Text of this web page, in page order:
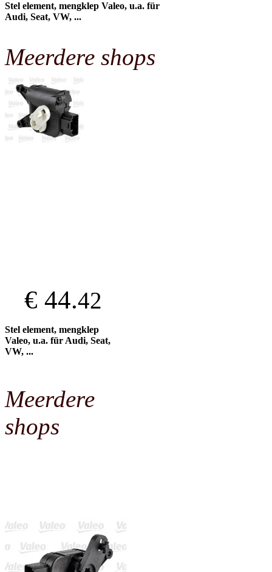
Stel element, mengklep Valeo, u.a. für
Audi, Seat, VW, ...
Meerdere shops
€ 44.42
Stel element, mengklep
Valeo, u.a. für Audi, Seat,
VW, ...
Meerdere
shops